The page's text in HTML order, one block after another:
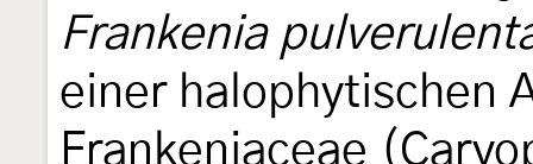
Frankenia
einer halophytischen
Frankeniaceae